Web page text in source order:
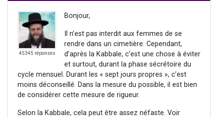
45345 réponses
Bonjour,
Il n’est pas interdit aux femmes de se
rendre dans un cimetière. Cependant,
d’après la Kabbale, c’est une chose à éviter
et surtout, durant la phase sécrétoire du
cycle mensuel. Durant les « sept jours propres », c’est
moins déconseillé. Dans la mesure du possible, il est bien
de considérer cette mesure de rigueur.
Selon la Kabbale, cela peut être assez néfaste. Voir